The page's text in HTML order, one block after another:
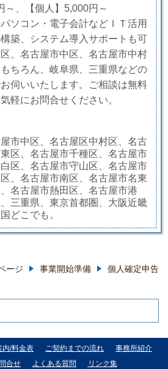
～、【個人】5,000円～
ソコン・電子会計などＩＴ活用
築、システム導入サポートも可
、名古屋市中区、名古屋市中村
ちろん、岐阜県、三重県などの
伺いいたします。ご相談は無料
軽にお問合せください。
市中区、名古屋区中村区、名古
区、名古屋市千種区、名古屋市
区、名古屋市守山区、名古屋市
、名古屋市南区、名古屋市名東
名古屋市熱田区、名古屋市港
三重県、東京首都圏、大阪近畿
どこでも。
ージ 事業開始準備 個人確定申告
内/料金表 ご契約までの流れ
事務所紹介
合せ
よくある質問 リンク集